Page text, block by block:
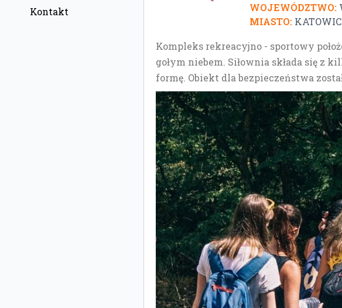
Kontakt
WOJEWÓDZTWO:
MIASTO:
Kompleks rekreacyjno - sportowy
gołym niebem. Siłownia składa się z
formę. Obiekt dla bezpieczeństwa